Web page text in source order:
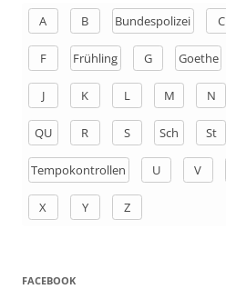
A B Bundespolizei C
F Frühling G Goethe
J K L M N
QU R S Sch St
Tempokontrollen U V
X Y Z
FACEBOOK